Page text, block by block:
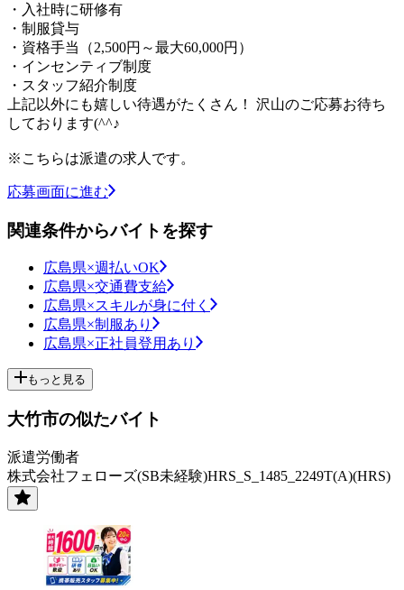
・入社時に研修有
・制服貸与
・資格手当（2,500円～最大60,000円）
・インセンティブ制度
・スタッフ紹介制度
上記以外にも嬉しい待遇がたくさん！ 沢山のご応募お待ち
しております(^^♪
※こちらは派遣の求人です。
応募画面に進む
関連条件からバイトを探す
広島県×週払いOK
広島県×交通費支給
広島県×スキルが身に付く
広島県×制服あり
広島県×正社員登用あり
もっと見る
大竹市の似たバイト
派遣労働者
株式会社フェローズ(SB未経験)HRS_S_1485_2249T(A)(HRS)